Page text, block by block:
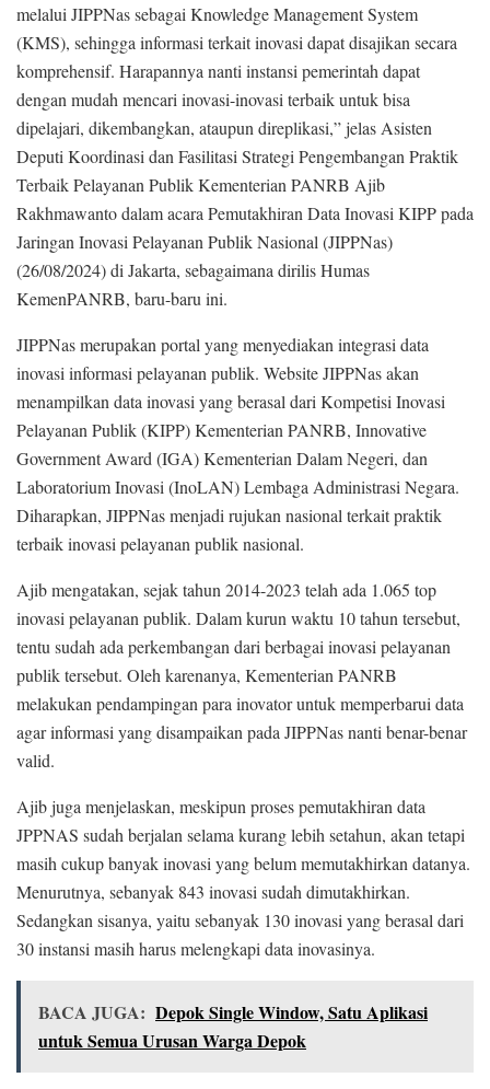
melalui JIPPNas sebagai Knowledge Management System
(KMS), sehingga informasi terkait inovasi dapat disajikan secara
komprehensif. Harapannya nanti instansi pemerintah dapat
dengan mudah mencari inovasi-inovasi terbaik untuk bisa
dipelajari, dikembangkan, ataupun direplikasi,” jelas Asisten
Deputi Koordinasi dan Fasilitasi Strategi Pengembangan Praktik
Terbaik Pelayanan Publik Kementerian PANRB Ajib
Rakhmawanto dalam acara Pemutakhiran Data Inovasi KIPP pada
Jaringan Inovasi Pelayanan Publik Nasional (JIPPNas)
(26/08/2024) di Jakarta, sebagaimana dirilis Humas
KemenPANRB, baru-baru ini.
JIPPNas merupakan portal yang menyediakan integrasi data
inovasi informasi pelayanan publik. Website JIPPNas akan
menampilkan data inovasi yang berasal dari Kompetisi Inovasi
Pelayanan Publik (KIPP) Kementerian PANRB, Innovative
Government Award (IGA) Kementerian Dalam Negeri, dan
Laboratorium Inovasi (InoLAN) Lembaga Administrasi Negara.
Diharapkan, JIPPNas menjadi rujukan nasional terkait praktik
terbaik inovasi pelayanan publik nasional.
Ajib mengatakan, sejak tahun 2014-2023 telah ada 1.065 top
inovasi pelayanan publik. Dalam kurun waktu 10 tahun tersebut,
tentu sudah ada perkembangan dari berbagai inovasi pelayanan
publik tersebut. Oleh karenanya, Kementerian PANRB
melakukan pendampingan para inovator untuk memperbarui data
agar informasi yang disampaikan pada JIPPNas nanti benar-benar
valid.
Ajib juga menjelaskan, meskipun proses pemutakhiran data
JPPNAS sudah berjalan selama kurang lebih setahun, akan tetapi
masih cukup banyak inovasi yang belum memutakhirkan datanya.
Menurutnya, sebanyak 843 inovasi sudah dimutakhirkan.
Sedangkan sisanya, yaitu sebanyak 130 inovasi yang berasal dari
30 instansi masih harus melengkapi data inovasinya.
BACA JUGA: Depok Single Window, Satu Aplikasi
untuk Semua Urusan Warga Depok